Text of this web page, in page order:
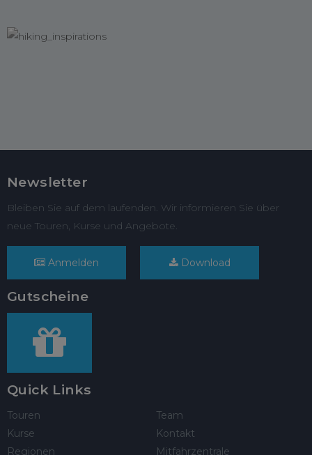
Newsletter
Bleiben Sie auf dem laufenden. Wir informieren Sie über
neue Touren, Kurse und Angebote.
Anmelden Download
Gutscheine
Quick Links
Touren
Kurse
Regionen
Team
Kontakt
Mitfahrzentrale